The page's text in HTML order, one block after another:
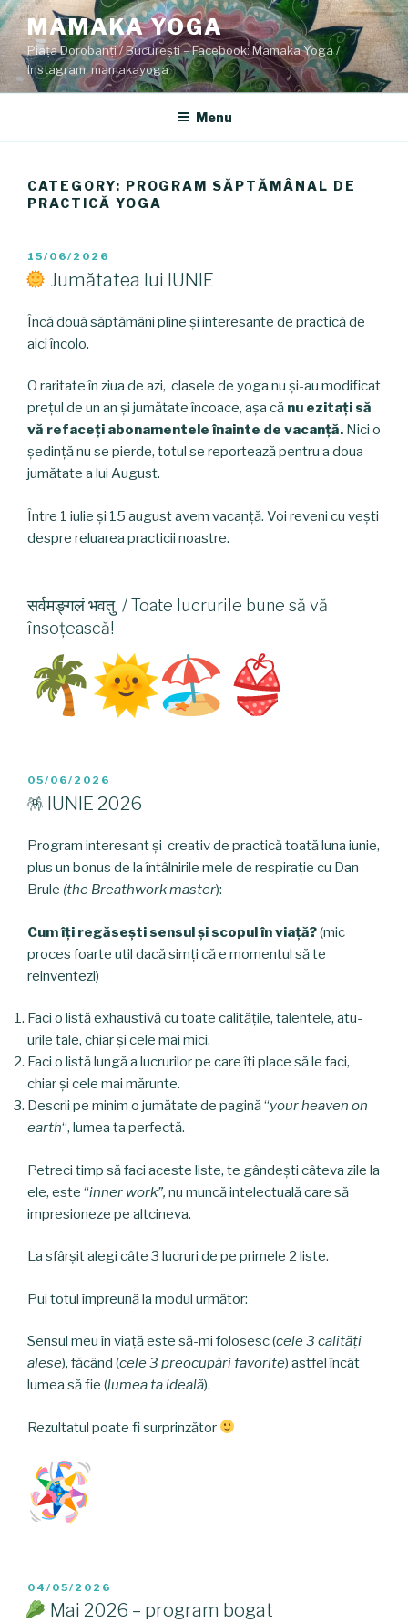
Skip
to
content
MAMAKA YOGA
Piața Dorobanți / București – Facebook: Mamaka Yoga /
Instagram: mamakayoga
Menu
CATEGORY: PROGRAM SĂPTĂMÂNAL DE
PRACTICĂ YOGA
POSTED
ON
15/06/2026
Jumătatea lui IUNIE
Încă două săptămâni pline și interesante de practică de
aici încolo.
O raritate în ziua de azi, clasele de yoga nu și-au modificat
prețul de un an și jumătate încoace, așa că nu ezitați să
vă refaceți abonamentele înainte de vacanță. Nici o
ședință nu se pierde, totul se reportează pentru a doua
jumătate a lui August.
Între 1 iulie și 15 august avem vacanță. Voi reveni cu vești
despre reluarea practicii noastre.
सर्वमङ्गलं भवतु / Toate lucrurile bune să vă
însoțească!
POSTED
ON
05/06/2026
🪅 IUNIE 2026
Program interesant și creativ de practică toată luna iunie,
plus un bonus de la întâlnirile mele de respirație cu Dan
Brule (the Breathwork master):
Cum îți regăsești sensul și scopul în viață?(mic
proces foarte util dacă simți că e momentul să te
reinventezi)
Faci o listă exhaustivă cu toate calitățile, talentele, atu-
urile tale, chiar și cele mai mici.
Faci o listă lungă a lucrurilor pe care îți place să le faci,
chiar și cele mai mărunte.
Descrii pe minim o jumătate de pagină “your heaven on
earth“, lumea ta perfectă.
Petreci timp să faci aceste liste, te gândești câteva zile la
ele, este “inner work”, nu muncă intelectuală care să
impresioneze pe altcineva.
La sfârșit alegi câte 3 lucruri de pe primele 2 liste.
Pui totul împreună la modul următor:
Sensul meu în viață este să-mi folosesc (cele 3 calități
alese), făcând (cele 3 preocupări favorite) astfel încât
lumea să fie (lumea ta ideală).
Rezultatul poate fi surprinzător
POSTED
ON
04/05/2026
Mai 2026 – program bogat